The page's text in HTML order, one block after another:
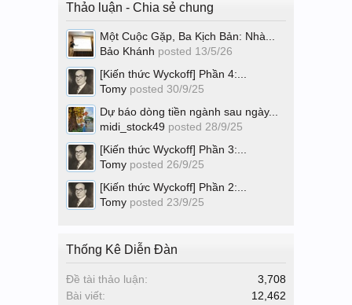
Thảo luận - Chia sẻ chung
Một Cuộc Gặp, Ba Kịch Bản: Nhà...
Bảo Khánh posted 13/5/26
[Kiến thức Wyckoff] Phần 4:...
Tomy posted 30/9/25
Dự báo dòng tiền ngành sau ngày...
midi_stock49 posted 28/9/25
[Kiến thức Wyckoff] Phần 3:...
Tomy posted 26/9/25
[Kiến thức Wyckoff] Phần 2:...
Tomy posted 23/9/25
Thống Kê Diễn Đàn
Đề tài thảo luận:
3,708
Bài viết:
12,462